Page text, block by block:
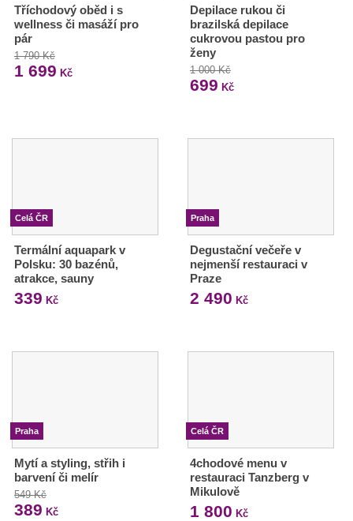
Tříchodový oběd i s
wellness či masáží pro
pár
1 790 Kč
1 699 Kč
Depilace rukou či
brazilská depilace
cukrovou pastou pro
ženy
1 000 Kč
699 Kč
Celá ČR
Termální aquapark v
Polsku: 30 bazénů,
atrakce, sauny
339 Kč
Praha
Degustační večeře v
nejmenší restauraci v
Praze
2 490 Kč
Praha
Mytí a styling, střih i
barvení či melír
549 Kč
389 Kč
Celá ČR
4chodové menu v
restauraci Tanzberg v
Mikulově
1 800 Kč